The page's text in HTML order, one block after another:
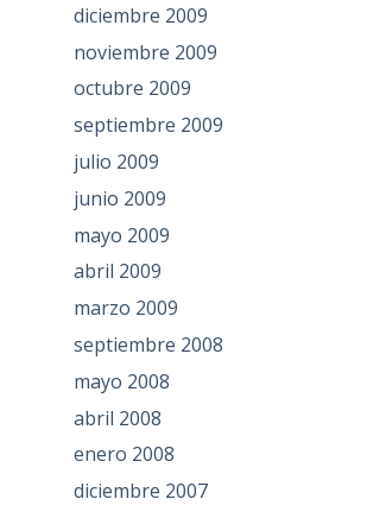
diciembre 2009
noviembre 2009
octubre 2009
septiembre 2009
julio 2009
junio 2009
mayo 2009
abril 2009
marzo 2009
septiembre 2008
mayo 2008
abril 2008
enero 2008
diciembre 2007